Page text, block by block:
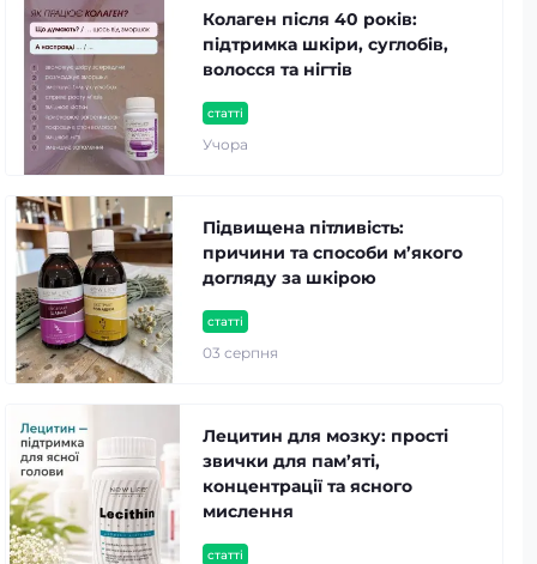
статті
Учора
Колаген після 40 років:
підтримка шкіри, суглобів,
волосся та нігтів
статті
03 серпня
Підвищена пітливість:
причини та способи м’якого
догляду за шкірою
статті
Лецитин для мозку: прості
звички для пам’яті,
концентрації та ясного
мислення